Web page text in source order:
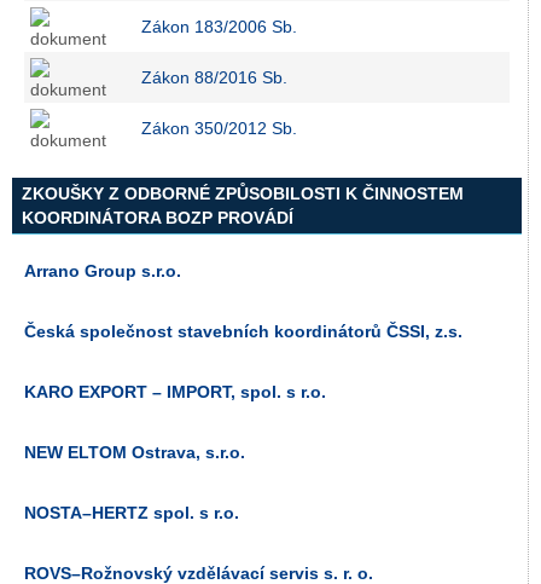
Zákon 183/2006 Sb.
Zákon 88/2016 Sb.
Zákon 350/2012 Sb.
ZKOUŠKY Z ODBORNÉ ZPŮSOBILOSTI K ČINNOSTEM
KOORDINÁTORA BOZP PROVÁDÍ
Arrano Group s.r.o.
Česká společnost stavebních koordinátorů ČSSI, z.s.
KARO EXPORT – IMPORT, spol. s r.o.
NEW ELTOM Ostrava, s.r.o.
NOSTA–HERTZ spol. s r.o.
ROVS–Rožnovský vzdělávací servis s. r. o.